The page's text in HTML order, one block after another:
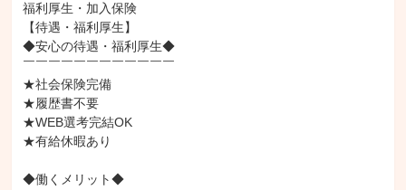
福利厚生・加入保険
【待遇・福利厚生】
◆安心の待遇・福利厚生◆
￣￣￣￣￣￣￣￣￣￣￣￣
★社会保険完備
★履歴書不要
★WEB選考完結OK
★有給休暇あり
◆働くメリット◆